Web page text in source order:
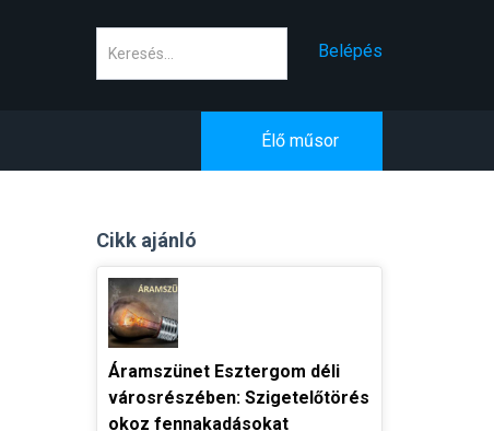
Belépés
Élő műsor
Cikk ajánló
Áramszünet Esztergom déli
városrészében: Szigetelőtörés
okoz fennakadásokat